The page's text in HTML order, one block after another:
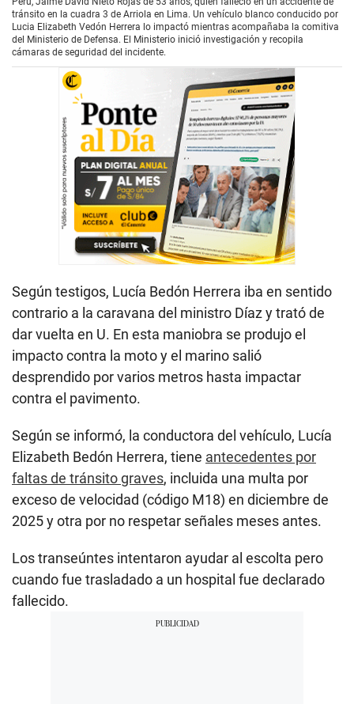
tránsito en la cuadra 3 de Arriola en Lima. Un vehículo blanco conducido por
Lucia Elizabeth Vedón Herrera lo impactó mientras acompañaba la comitiva
del Ministerio de Defensa. El Ministerio inició investigación y recopila
cámaras de seguridad del incidente.
Según testigos, Lucía Bedón Herrera iba en sentido
contrario a la caravana del ministro Díaz y trató de
dar vuelta en U. En esta maniobra se produjo el
impacto contra la moto y el marino salió
desprendido por varios metros hasta impactar
contra el pavimento.
Según se informó, la conductora del vehículo, Lucía
Elizabeth Bedón Herrera, tiene antecedentes por
faltas de tránsito graves, incluida una multa por
exceso de velocidad (código M18) en diciembre de
2025 y otra por no respetar señales meses antes.
Los transeúntes intentaron ayudar al escolta pero
cuando fue trasladado a un hospital fue declarado
fallecido.